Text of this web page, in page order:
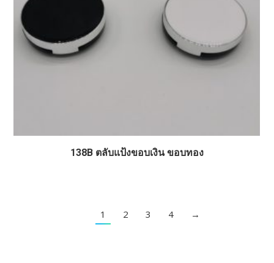
138B ตลับแป้งขอบเงิน ขอบทอง
1 2 3 4 →